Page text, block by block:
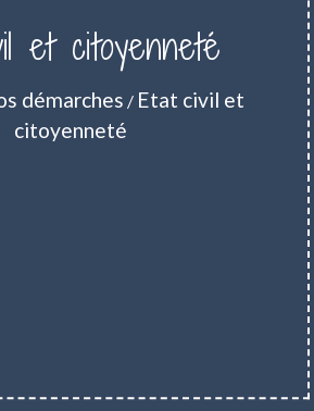
et citoyenneté
démarches / Etat civil et
citoyenneté